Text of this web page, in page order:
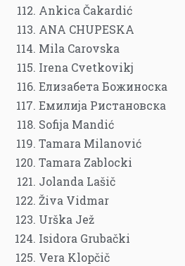
Ankica Čakardić
ANA CHUPESKA
Mila Carovska
Irena Cvetkovikj
Елизабета Божиноска
Емилија Ристановска
Sofija Mandić
Tamara Milanović
Tamara Zablocki
Jolanda Lašič
Živa Vidmar
Urška Jež
Isidora Grubački
Vera Klopčič